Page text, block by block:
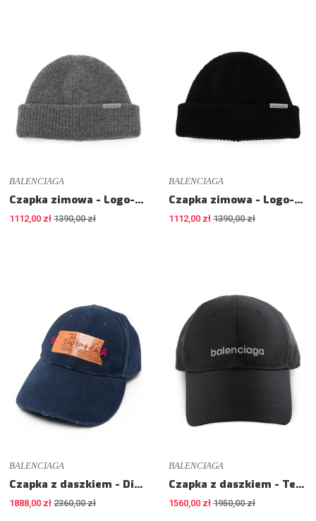
BALENCIAGA
Czapka zimowa - Logo-patch beanie hat
1112,00 zł 1390,00 zł
BALENCIAGA
Czapka zimowa - Logo-patch beanie hat
1112,00 zł 1390,00 zł
BALENCIAGA
Czapka z daszkiem - Distressed logo-patch baseball cap
1888,00 zł 2360,00 zł
BALENCIAGA
Czapka z daszkiem - Techwear logo-embroidered baseball cap
1560,00 zł 1950,00 zł